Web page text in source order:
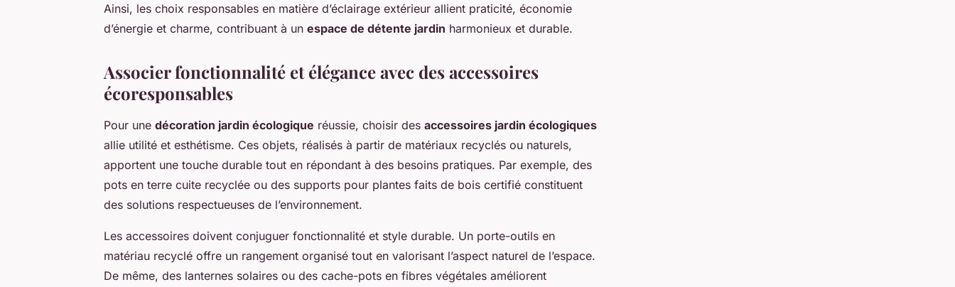
Ainsi, les choix responsables en matière d’éclairage extérieur allient praticité, économie
d’énergie et charme, contribuant à un espace de détente jardin harmonieux et durable.
Associer fonctionnalité et élégance avec des accessoires
écoresponsables
Pour une décoration jardin écologique réussie, choisir des accessoires jardin écologiques
allie utilité et esthétisme. Ces objets, réalisés à partir de matériaux recyclés ou naturels,
apportent une touche durable tout en répondant à des besoins pratiques. Par exemple, des
pots en terre cuite recyclée ou des supports pour plantes faits de bois certifié constituent
des solutions respectueuses de l’environnement.
Les accessoires doivent conjuguer fonctionnalité et style durable. Un porte-outils en
matériau recyclé offre un rangement organisé tout en valorisant l’aspect naturel de l’espace.
De même, des lanternes solaires ou des cache-pots en fibres végétales améliorent